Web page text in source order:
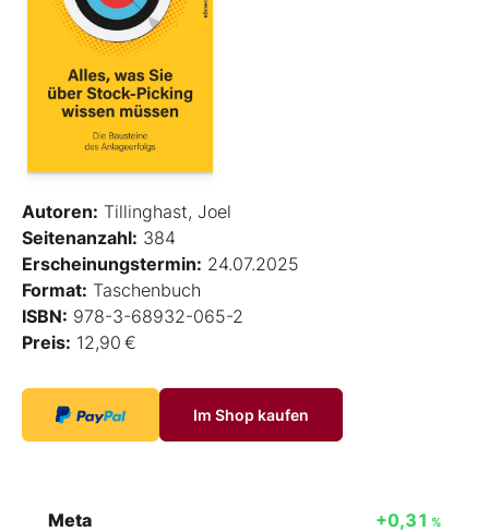
Autoren: Tillinghast, Joel
Seitenanzahl: 384
Erscheinungstermin: 24.07.2025
Format: Taschenbuch
ISBN: 978-3-68932-065-2
Preis: 12,90 €
Im Shop kaufen
Meta +0,31 %